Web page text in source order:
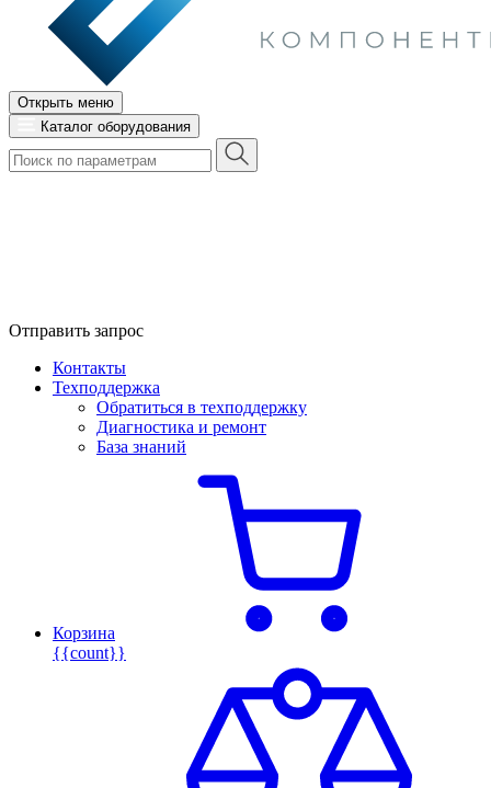
Открыть меню
Каталог оборудования
Отправить запрос
Контакты
Техподдержка
Обратиться в техподдержку
Диагностика и ремонт
База знаний
Корзина
{{count}}